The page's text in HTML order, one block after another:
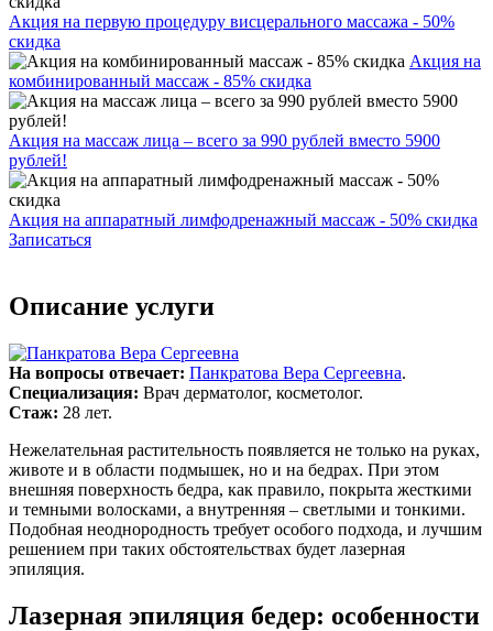
Акция на первую процедуру висцерального массажа - 50%
скидка
Акция на
комбинированный массаж - 85% скидка
Акция на массаж лица – всего за 990 рублей вместо 5900
рублей!
Акция на аппаратный лимфодренажный массаж - 50% скидка
Записаться
Описание услуги
На вопросы отвечает: Панкратова Вера Сергеевна.
Специализация: Врач дерматолог, косметолог.
Стаж: 28 лет.
Нежелательная растительность появляется не только на руках,
животе и в области подмышек, но и на бедрах. При этом
внешняя поверхность бедра, как правило, покрыта жесткими
и темными волосками, а внутренняя – светлыми и тонкими.
Подобная неоднородность требует особого подхода, и лучшим
решением при таких обстоятельствах будет лазерная
эпиляция.
Лазерная эпиляция бедер: особенности